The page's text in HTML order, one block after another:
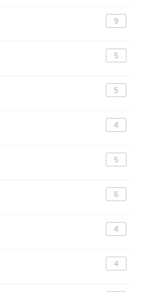
9
5
5
4
5
6
4
4